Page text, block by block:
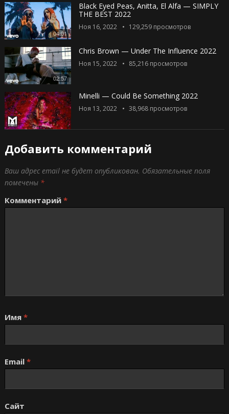
04:01
Black Eyed Peas, Anitta, El Alfa — SIMPLY
THE BEST 2022
Ноя 16, 2022 129,259просмотров
02:57
Chris Brown — Under The Influence 2022
Ноя 15, 2022 85,216просмотров
Minelli — Could Be Something 2022
Ноя 13, 2022 38,968просмотров
Добавить комментарий
Ваш адрес email не будет опубликован. Обязательные поля
помечены *
Комментарий *
Имя *
Email *
Сайт